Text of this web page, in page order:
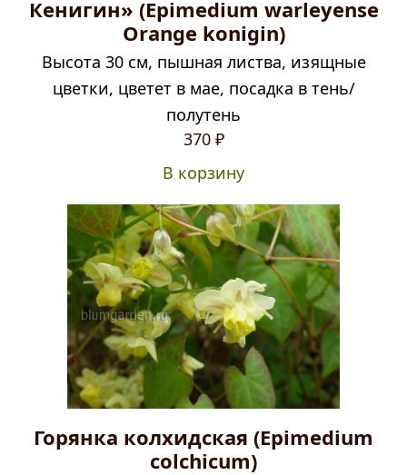
Кенигин» (Epimedium warleyense
Orange konigin)
Высота 30 см, пышная листва, изящные
цветки, цветет в мае, посадка в тень/
полутень
370 ₽
В корзину
Горянка колхидская (Epimedium
colchicum)